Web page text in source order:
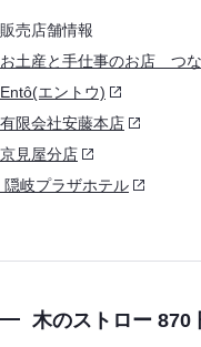
販売店舗情報
お土産と手仕事のお店 つ
Entô(エントウ)
有限会社安藤本店
京見屋分店
隠岐プラザホテル
木のストロー 870